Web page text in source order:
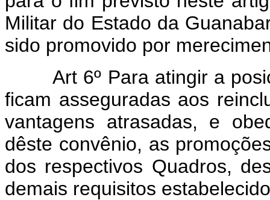
Militar do Estado da
sido promovido por
Art 6º Para atingir a
ficam asseguradas aos
vantagens atrasadas, e
dêste convênio, as
dos respectivos Quadros,
demais requisitos